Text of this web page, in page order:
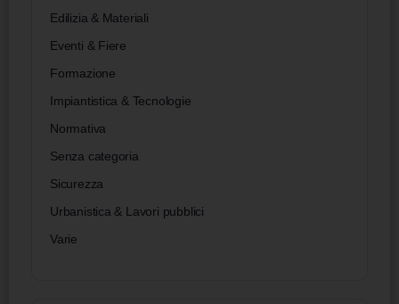
Edilizia & Materiali
Eventi & Fiere
Formazione
Impiantistica & Tecnologie
Normativa
Senza categoria
Sicurezza
Urbanistica & Lavori pubblici
Varie